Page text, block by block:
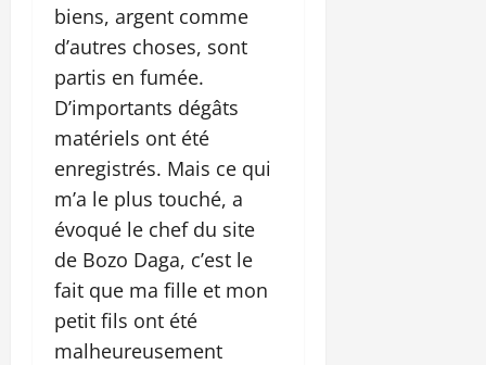
biens, argent comme
d’autres choses, sont
partis en fumée.
D’importants dégâts
matériels ont été
enregistrés. Mais ce qui
m’a le plus touché, a
évoqué le chef du site
de Bozo Daga, c’est le
fait que ma fille et mon
petit fils ont été
malheureusement